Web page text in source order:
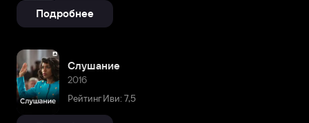
Подробнее
Слушание
2016
Рейтинг Иви: 7,5